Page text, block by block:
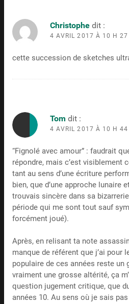
Christophe dit :
4 AVRIL 2017 À 10 H 27
cette succession de sketches
Tom dit :
4 AVRIL 2017 À 10 H 44
“Fignolé avec amour” : faudrait
répondre, mais c’est visiblement
tant au sens d’une écriture
bien, que d’une approche lunaire
trouvais sincère dans sa
période qui me sont tout sauf
forcément joué).
Après, en relisant ta note
manque de référent que j’ai pour
populaire de ces années reste un
vraiment une grosse altérité, ça
question jugement critique, que
années 10. Au sens où je sais